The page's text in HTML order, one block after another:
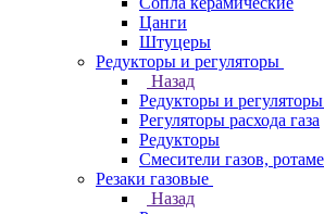
Цанги
Штуцеры
Редукторы и регуляторы
Назад
Редукторы и регуляторы
Регуляторы расхода газа
Редукторы
Смесители газов,
Резаки газовые
Назад